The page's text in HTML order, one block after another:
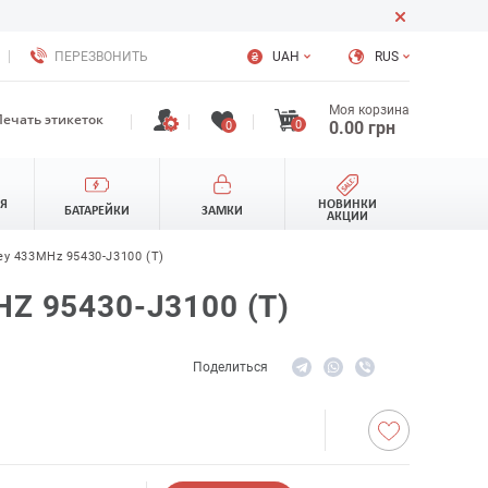
ПЕРЕЗВОНИТЬ UAH RUS
0 0
Моя корзина
0.00 грн
этикеток
БАТАРЕЙКИ ЗАМКИ
НОВИНКИ
АКЦИИ
433MHz 95430-J3100 (T)
95430-J3100 (T)
Поделиться